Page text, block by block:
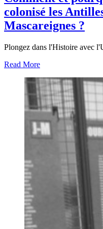
colonisé les
Mascareignes ?
Plongez dans l'Histoire avec
Read More